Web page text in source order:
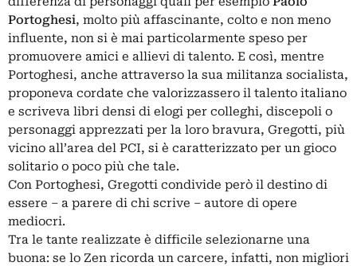
Portoghesi, molto più affascinante, colto e non meno
influente, non si è mai particolarmente speso per
promuovere amici e allievi di talento. E così, mentre
Portoghesi, anche attraverso la sua militanza socialista,
proponeva cordate che valorizzassero il talento italiano
e scriveva libri densi di elogi per colleghi, discepoli o
personaggi apprezzati per la loro bravura, Gregotti, più
vicino all’area del PCI, si è caratterizzato per un gioco
solitario o poco più che tale.
Con Portoghesi, Gregotti condivide però il destino di
essere – a parere di chi scrive – autore di opere
mediocri.
Tra le tante realizzate è difficile selezionarne una
buona: se lo Zen ricorda un carcere, infatti, non migliori